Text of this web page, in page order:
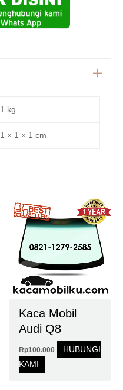
1 kg
1 × 1 × 1 cm
Kaca Mobil
Audi Q8
Rp100.000
HUBUNGI
KAMI